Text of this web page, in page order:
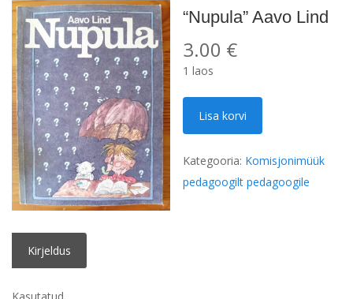
“Nupula” Aavo Lind
3.00 €
1 laos
Aavo
kogus
Lisa korvi
Kategooria: Komisjonimüük
pedagoogilt pedagoogile
Kirjeldus